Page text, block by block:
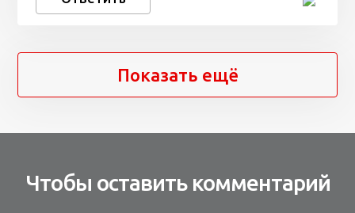
Показать ещё
Чтобы оставить комментарий